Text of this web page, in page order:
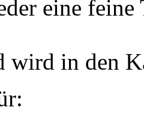
eine
wird in den